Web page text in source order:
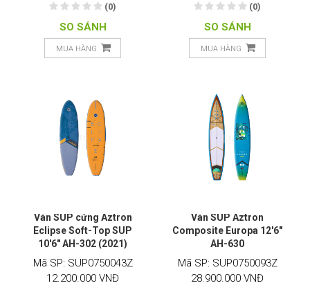
(0)
SO SÁNH
MUA HÀNG
(0)
SO SÁNH
MUA HÀNG
Ván SUP cứng Aztron
Eclipse Soft-Top SUP
10'6" AH-302 (2021)
Mã SP: SUP0750043Z
12.200.000 VNĐ
Ván SUP Aztron
Composite Europa 12'6"
AH-630
Mã SP: SUP0750093Z
28.900.000 VNĐ